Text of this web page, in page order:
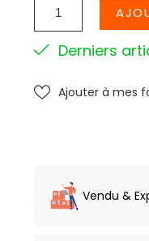
Derniers
Ajouter à mes
Vendu &